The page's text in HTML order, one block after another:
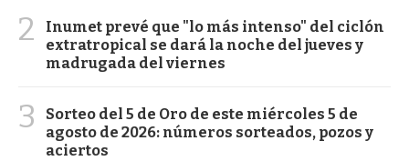
2
Inumet prevé que "lo más intenso" del ciclón
extratropical se dará la noche del jueves y
madrugada del viernes
3
Sorteo del 5 de Oro de este miércoles 5 de
agosto de 2026: números sorteados, pozos y
aciertos